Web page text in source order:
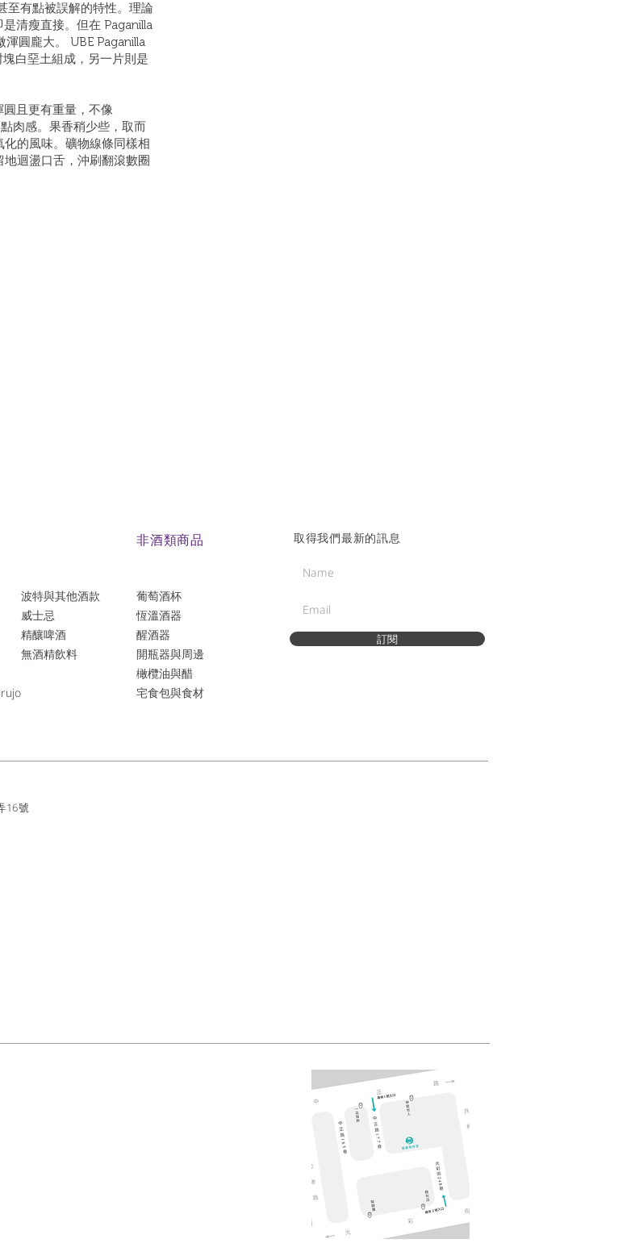
至有點被誤解的特性。理論
清瘦直接。但在 Paganilla
圓龐大。 UBE Paganilla
白堊土組成，另一片則是
且更有重量，不像
肉感。果香稍少些，取而
的風味。礦物線條同樣相
迴盪口舌，沖刷翻滾數圈
波特與其他酒款
威士忌
精釀啤酒
​無酒精飲料
非酒類商品
葡萄酒杯
恆溫酒器
醒酒器
開瓶器與周邊
橄欖油與醋
宅食包與食材
取得我們最新的訊息
訂閱
16號